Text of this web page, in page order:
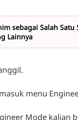
sebagai Salah Satu
Lainnya
menu
Mode kalian